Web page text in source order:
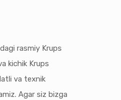
rasmiy Krups
kichik Krups
va texnik
Agar siz bizga